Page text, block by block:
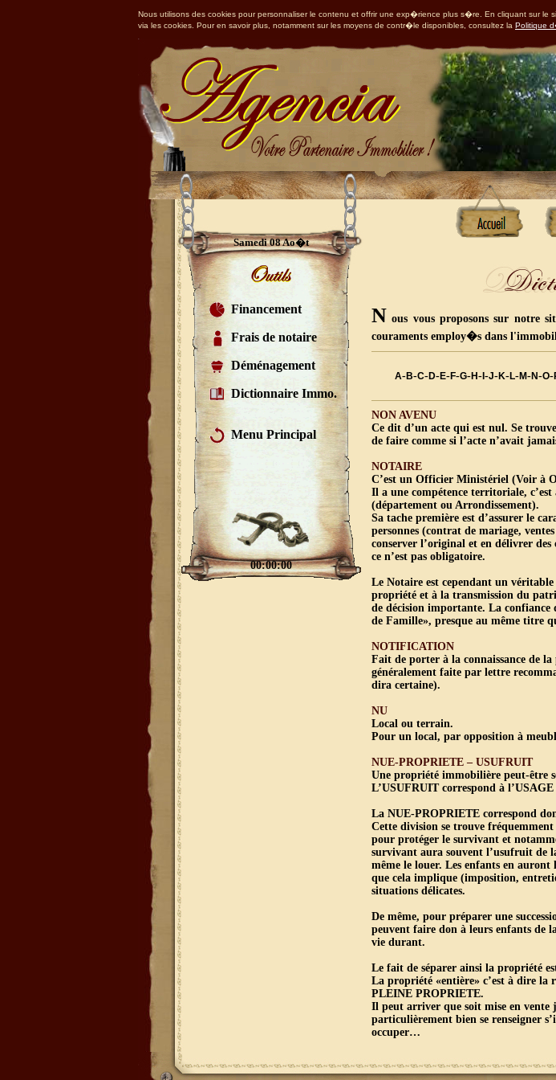
Nous utilisons des cookies pour personnaliser le contenu et offrir une exp�rience plus s�re. En cliquant sur
via les cookies. Pour en savoir plus, notamment sur les moyens de contr�le disponibles, consultez la Politique
Samedi 08 Ao�t
Financement
Frais de notaire
Déménagement
Dictionnaire Immo.
Menu Principal
00:00:00
N ous vous proposons sur notre
couraments employ�s dans
A-B-C-D-E-F-G-H- -J-K-L-M-N-O-
NON AVENU
Ce dit d’un acte qui est nul. Se
de faire comme si l’acte n’avait
NOTAIRE
C’est un Officier Ministériel (Voir à
Il a une compétence territoriale,
(département ou Arrondissement).
Sa tache première est d’assurer le
personnes (contrat de mariage,
conserver l’original et en délivrer des
ce n’est pas obligatoire.
Le Notaire est cependant un
propriété et à la transmission du
de décision importante. La
de Famille», presque au même titre
NOTIFICATION
Fait de porter à la connaissance de
généralement faite par lettre
dira certaine).
NU
Local ou terrain.
Pour un local, par opposition à
NUE-PROPRIETE – USUFRUIT
Une propriété immobilière peut-être
L’USUFRUIT correspond à
La NUE-PROPRIETE correspond
Cette division se trouve fréquemment
pour protéger le survivant et
survivant aura souvent l’usufruit de
même le louer. Les enfants en
que cela implique (imposition,
situations délicates.
De même, pour préparer une
peuvent faire don à leurs enfants de
vie durant.
Le fait de séparer ainsi la propriété
La propriété «entière» c’est à dire la
PLEINE PROPRIETE.
Il peut arriver que soit mise en vente
particulièrement bien se renseigner
occuper…